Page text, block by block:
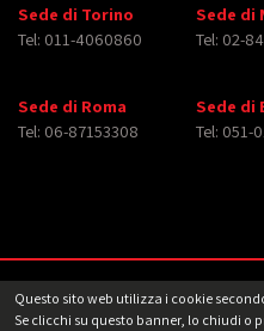
Questo sito web utilizza i cookie
Se clicchi su questo banner, lo chiudi o
Sede di Torino
Tel: 011-4060860
Sede di
Tel: 02-
Sede di Roma
Tel: 06-87153308
Sede di
Tel: 051-
Copyright © 2026 iMasterArt S.r.l. ‐
immagini e video pubblicati sono